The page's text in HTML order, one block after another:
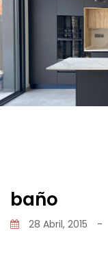
baño
28 Abril, 2015 -